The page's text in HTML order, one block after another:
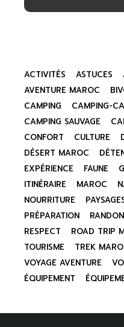
ACTIVITÉS ASTUCES
AVENTURE MAROC
CAMPING
CAMPING-
CAMPING SAUVAGE
CONFORT
CULTURE
DÉSERT MAROC
EXPÉRIENCE
FAUNE
ITINÉRAIRE
MAROC
NOURRITURE
PRÉPARATION
RESPECT
ROAD TRIP
TOURISME
TREK
VOYAGE AVENTURE
ÉQUIPEMENT